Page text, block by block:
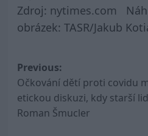
Zdroj: nytimes.com
obrázek: TASR/Jakub
Post
navigation
Previous:
Očkování dětí proti covidu
etickou diskuzi, kdy starší
Roman Šmucler